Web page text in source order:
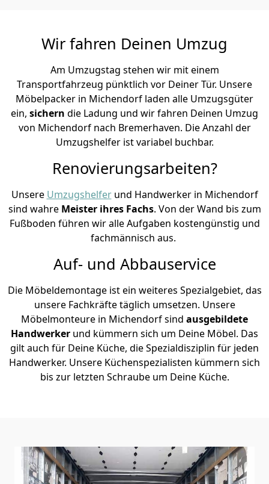
Wir fahren Deinen Umzug
Am Umzugstag stehen wir mit einem
Transportfahrzeug pünktlich vor Deiner Tür. Unsere
Möbelpacker in Michendorf laden alle Umzugsgüter
ein, sichern die Ladung und wir fahren Deinen Umzug
von Michendorf nach Bremer­haven. Die Anzahl der
Umzugshelfer ist variabel buchbar.
Renovierungsarbeiten?
Unsere Umzugshelferund Handwerker in Michendorf
sind wahre Meister ihres Fachs. Von der Wand bis zum
Fußboden führen wir alle Aufgaben kostengünstig und
fachmännisch aus.
Auf- und Abbauservice
Die Möbeldemontage ist ein weiteres Spezialgebiet, das
unsere Fachkräfte täglich umsetzen. Unsere
Möbelmonteure in Michendorf sind ausgebildete
Handwerker und kümmern sich um Deine Möbel. Das
gilt auch für Deine Küche, die Spezialdisziplin für jeden
Handwerker. Unsere Küchenspezialisten kümmern sich
bis zur letzten Schraube um Deine Küche.